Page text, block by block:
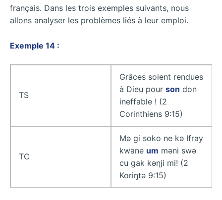
français. Dans les trois exemples suivants, nous
allons analyser les problèmes liés à leur emploi.
Exemple 14 :
TS
Grâces soient rendues
à Dieu pour son don
ineffable ! (2
Corinthiens 9:15)
TC
Mǝ gi soko ne kǝ Ifray
kwane um mǝni swǝ
cu gak kǝŋji mi! (2
Koriŋtǝ 9:15)